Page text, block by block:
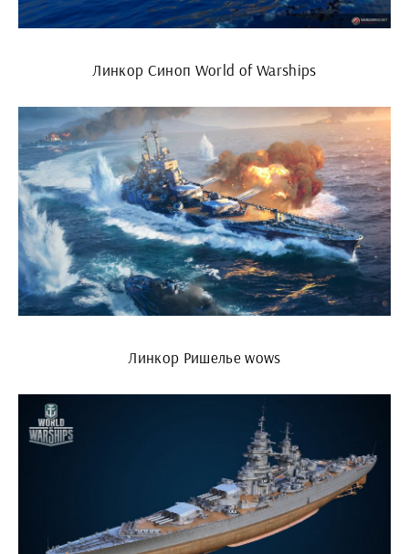
Линкор Синоп World of Warships
Линкор Ришелье wows